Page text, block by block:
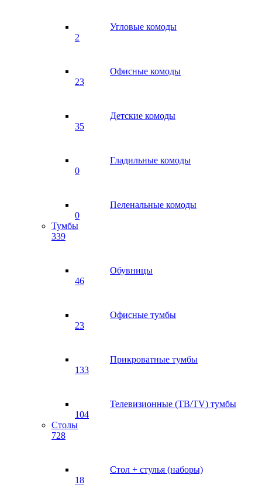
Угловые комоды
2
Офисные комоды
23
Детские комоды
35
Гладильные комоды
0
Пеленальные комоды
0
Тумбы
339
Обувницы
46
Офисные тумбы
23
Прикроватные тумбы
133
Телевизионные (ТВ/TV) тумбы
104
Столы
728
Стол + стулья (наборы)
18